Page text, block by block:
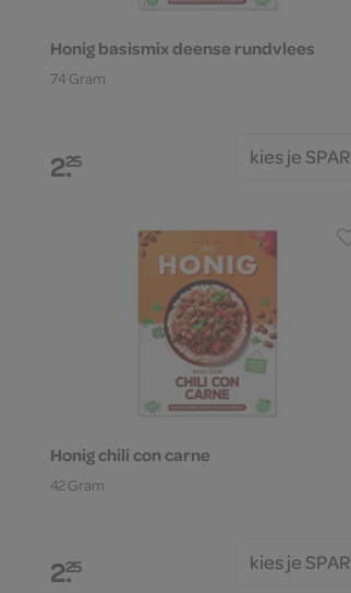
Honig basismix deense rundvlees
74 Gram
2.25 kies je SPAR
Honig chili con carne
42 Gram
2.25 kies je SPAR